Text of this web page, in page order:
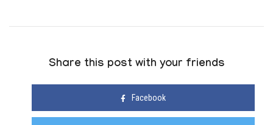
Share this post with your friends
Facebook